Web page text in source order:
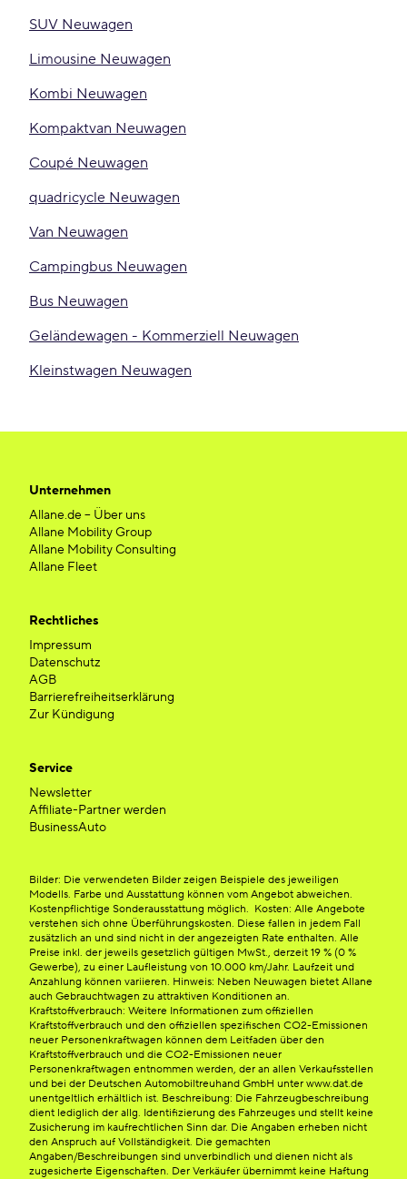
SUV Neuwagen
Limousine Neuwagen
Kombi Neuwagen
Kompaktvan Neuwagen
Coupé Neuwagen
quadricycle Neuwagen
Van Neuwagen
Campingbus Neuwagen
Bus Neuwagen
Geländewagen - Kommerziell Neuwagen
Kleinstwagen Neuwagen
Unternehmen
Allane.de – Über uns
Allane Mobility Group
Allane Mobility Consulting
Allane Fleet
Rechtliches
Impressum
Datenschutz
AGB
Barrierefreiheitserklärung
Zur Kündigung
Service
Newsletter
Affiliate-Partner werden
BusinessAuto
Bilder: Die verwendeten Bilder zeigen Beispiele des jeweiligen
Modells. Farbe und Ausstattung können vom Angebot abweichen.
Kostenpflichtige Sonderausstattung möglich. Kosten: Alle Angebote
verstehen sich ohne Überführungskosten. Diese fallen in jedem Fall
zusätzlich an und sind nicht in der angezeigten Rate enthalten. Alle
Preise inkl. der jeweils gesetzlich gültigen MwSt., derzeit 19 % (0 %
Gewerbe), zu einer Laufleistung von 10.000 km/Jahr. Laufzeit und
Anzahlung können variieren. Hinweis: Neben Neuwagen bietet Allane
auch Gebrauchtwagen zu attraktiven Konditionen an.
Kraftstoffverbrauch: Weitere Informationen zum offiziellen
Kraftstoffverbrauch und den offiziellen spezifischen CO2-Emissionen
neuer Personenkraftwagen können dem Leitfaden über den
Kraftstoffverbrauch und die CO2-Emissionen neuer
Personenkraftwagen entnommen werden, der an allen Verkaufsstellen
und bei der Deutschen Automobiltreuhand GmbH unter www.dat.de
unentgeltlich erhältlich ist. Beschreibung: Die Fahrzeugbeschreibung
dient lediglich der allg. Identifizierung des Fahrzeuges und stellt keine
Zusicherung im kaufrechtlichen Sinn dar. Die Angaben erheben nicht
den Anspruch auf Vollständigkeit. Die gemachten
Angaben/Beschreibungen sind unverbindlich und dienen nicht als
zugesicherte Eigenschaften. Der Verkäufer übernimmt keine Haftung